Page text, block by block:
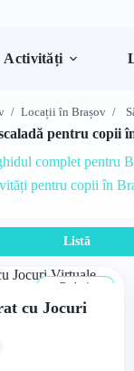
Activități
/ Locații în Brașov /
pentru copii
complet pentru
pentru copii în
Listă
De la 4 ani
cu Jocuri